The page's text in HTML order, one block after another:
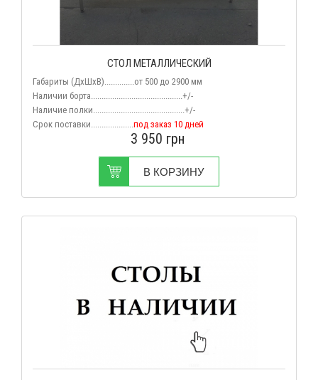
СТОЛ МЕТАЛЛИЧЕСКИЙ
Габариты (ДхШхВ)..............от 500 до 2900 мм
Наличии борта...........................................+/-
Наличие полки...........................................+/-
Срок поставки....................под заказ 10 дней
3 950 грн
В КОРЗИНУ